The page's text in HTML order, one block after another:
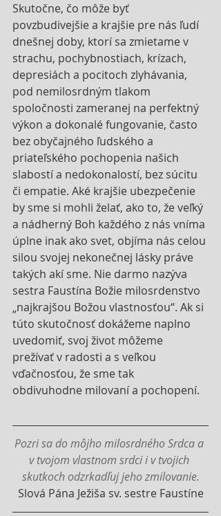
Skutočne, čo môže byť
povzbudivejšie a krajšie pre nás ľudí
dnešnej doby, ktorí sa zmietame v
strachu, pochybnostiach, krízach,
depresiách a pocitoch zlyhávania,
pod nemilosrdným tlakom
spoločnosti zameranej na perfektný
výkon a dokonalé fungovanie, často
bez obyčajného ľudského a
priateľského pochopenia našich
slabostí a nedokonalostí, bez súcitu
či empatie. Aké krajšie ubezpečenie
by sme si mohli želať, ako to, že veľký
a nádherný Boh každého z nás vníma
úplne inak ako svet, objíma nás celou
silou svojej nekonečnej lásky práve
takých akí sme. Nie darmo nazýva
sestra Faustína Božie milosrdenstvo
„najkrajšou Božou vlastnosťou“. Ak si
túto skutočnosť dokážeme naplno
uvedomiť, svoj život môžeme
prežívať v radosti a s veľkou
vďačnosťou, že sme tak
obdivuhodne milovaní a pochopení.
Pozri sa do môjho milosrdného Srdca a
v tvojom vlastnom srdci i v tvojich
skutkoch odzrkadľuj jeho zmilovanie.
Slová Pána Ježiša sv. sestre Faustíne